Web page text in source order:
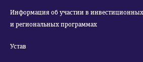
Информация об участии в
и региональных программах
Устав